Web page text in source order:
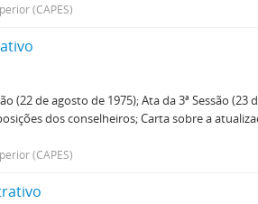
(CAPES)
(22 de agosto de 1975); Ata da 3ª Sessão (23
dos conselheiros; Carta sobre a
(CAPES)